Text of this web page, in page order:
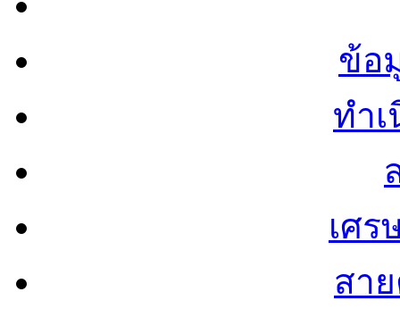
ข้อ
ทำ
เศร
สา